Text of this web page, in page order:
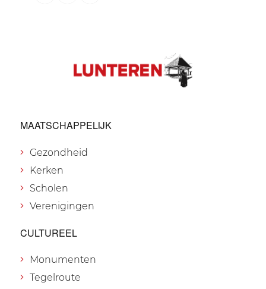
MAATSCHAPPELIJK
Gezondheid
Kerken
Scholen
Verenigingen
CULTUREEL
Monumenten
Tegelroute